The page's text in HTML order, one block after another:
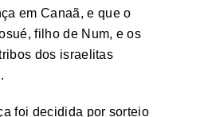
em Canaã, e que o
filho de Num, e os
dos israelitas
foi decidida por sorteio